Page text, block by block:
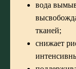
вода
тканей;
снижает